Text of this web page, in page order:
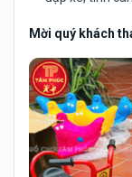
Mời quý khách